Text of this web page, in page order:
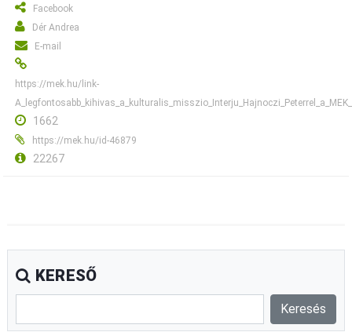
Facebook
Dér Andrea
E-mail
https://mek.hu/link-
1662
https://mek.hu/id-46879
22267
KERESŐ